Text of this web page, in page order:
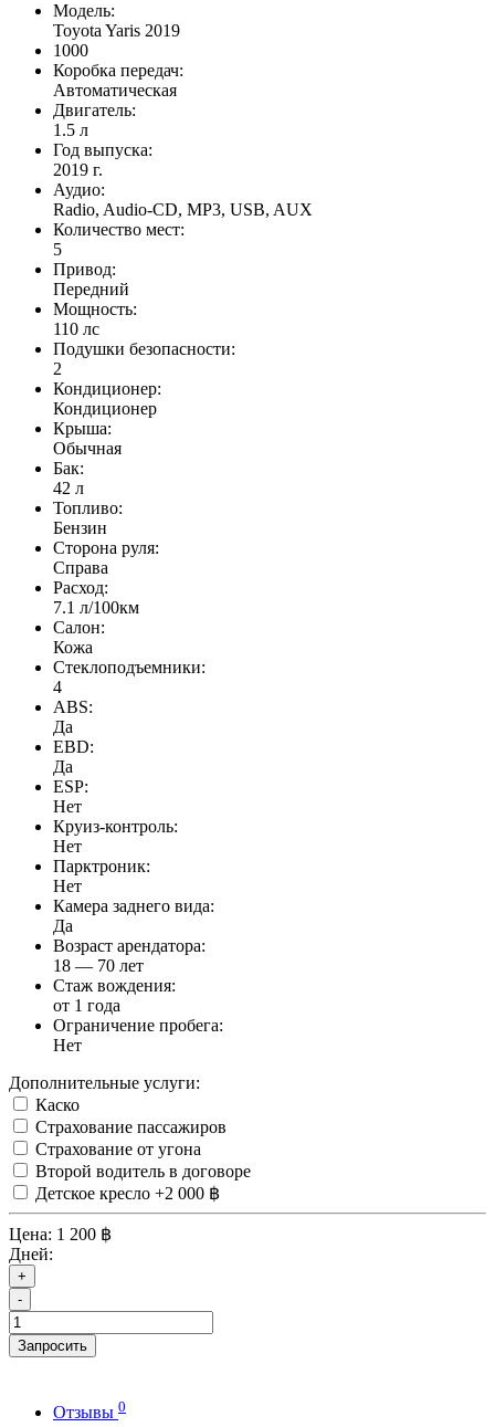
Модель:
Toyota Yaris 2019
1000
Коробка передач:
Автоматическая
Двигатель:
1.5 л
Год выпуска:
2019 г.
Аудио:
Radio, Audio-CD, MP3, USB, AUX
Количество мест:
5
Привод:
Передний
Мощность:
110 лс
Подушки безопасности:
2
Кондиционер:
Кондиционер
Крыша:
Обычная
Бак:
42 л
Топливо:
Бензин
Сторона руля:
Справа
Расход:
7.1 л/100км
Салон:
Кожа
Стеклоподъемники:
4
ABS:
Да
EBD:
Да
ESP:
Нет
Круиз-контроль:
Нет
Парктроник:
Нет
Камера заднего вида:
Да
Возраст арендатора:
18 — 70 лет
Стаж вождения:
от 1 года
Ограничение пробега:
Нет
Дополнительные услуги:
Каско
Страхование пассажиров
Страхование от угона
Второй водитель в договоре
Детское кресло +2 000 ฿
Цена: 1 200 ฿
Дней:
+
-
Запросить
Отзывы 0